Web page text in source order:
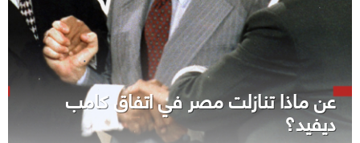
عن ماذا تنازلت مصر في اتفاق كامب
ديفيد؟